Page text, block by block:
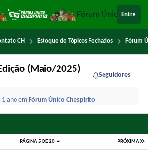
Fórum ÚnicoEntre
CH Estoque de Tópicos Fechados Fórum
(Maio/2025)
Seguidores
1 anoemFórum Único Chespirito
PRÓXIMA
PÁGINA 5 DE 20